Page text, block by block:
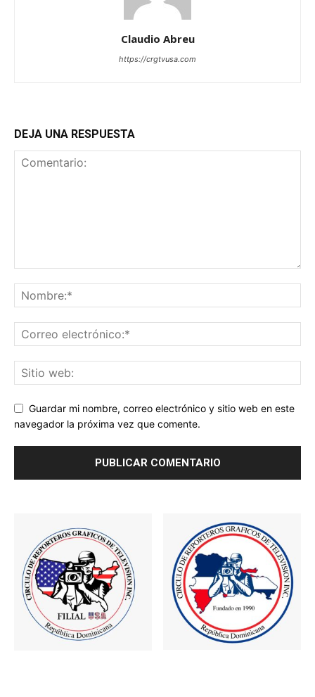
Claudio Abreu
https://crgtvusa.com
DEJA UNA RESPUESTA
Guardar mi nombre, correo electrónico y sitio web en este
navegador la próxima vez que comente.